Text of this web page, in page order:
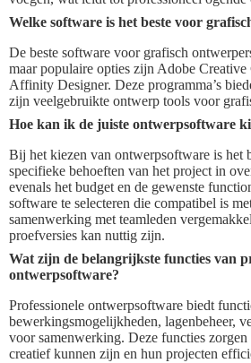
Welke software is het beste voor
De beste software voor grafisch
maar populaire opties zijn Adobe
Affinity Designer. Deze programma’s
zijn veelgebruikte ontwerp tools voor
Hoe kan ik de juiste ontwerpsoftware
Bij het kiezen van ontwerpsoftware is het
specifieke behoeften van het project in
evenals het budget en de gewenste
software te selecteren die compatibel is
samenwerking met teamleden
proefversies kan nuttig zijn.
Wat zijn de belangrijkste functies van
ontwerpsoftware?
Professionele ontwerpsoftware biedt
bewerkingsmogelijkheden, lagenbeheer,
voor samenwerking. Deze functies
creatief kunnen zijn en hun projecten